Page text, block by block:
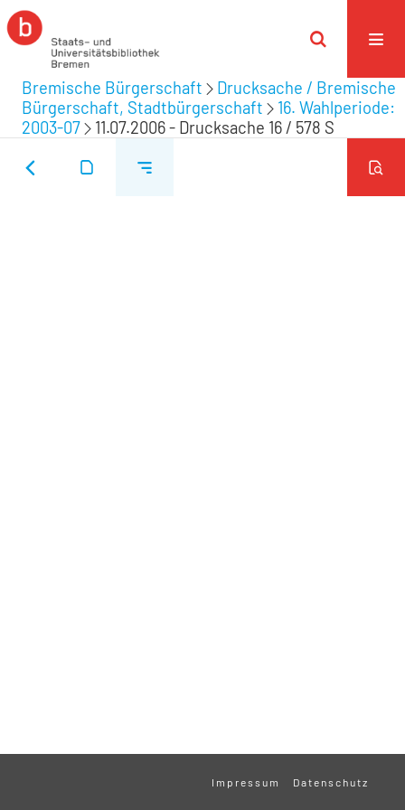
Bremische Bürgerschaft
Drucksache / Bremische
Bürgerschaft, Stadtbürgerschaft
16. Wahlperiode:
2003-07
11.07.2006 - Drucksache 16 / 578 S
Impressum Datenschutz